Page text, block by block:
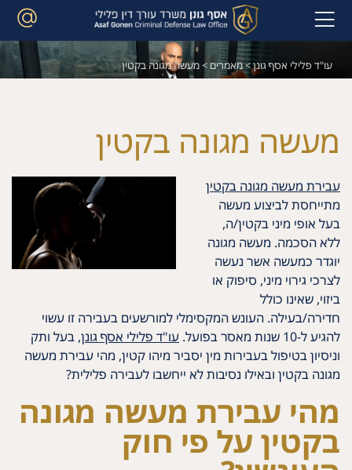
עו"ד פלילי אסף גונן>מאמרים>מעשה מגונה בקטין
מעשה מגונה בקטין
עבירת מעשה מגונה בקטין
מתייחסת לביצוע מעשה
בעל אופי מיני בקטין/ה,
ללא הסכמה. מעשה מגונה
יוגדר כמעשה אשר נעשה
לצרכי גירוי מיני, סיפוק או
ביזוי, שאינו כולל
חדירה/בעילה. העונש המקסימלי למורשעים בעבירה זו עשוי
להגיע ל-10 שנות מאסר בפועל.
עו"ד פלילי אסף גונן, בעל ותק
וניסיון בטיפול בעבירות מין יסביר מיהו קטין, מהי עבירת מעשה
מגונה בקטין ובאילו נסיבות לא ייחשבו לעבירה פלילית?
מהי עבירת מעשה מגונה
בקטין על פי חוק